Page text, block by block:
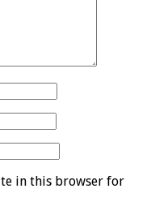
in this browser for